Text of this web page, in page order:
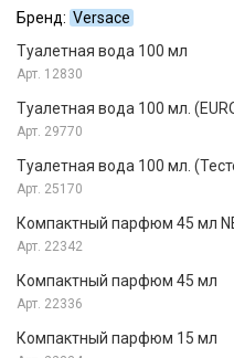
Бренд: Versace
Туалетная вода 100 мл
12830
Туалетная вода 100 мл.
29770
Туалетная вода 100 мл.
25170
Компактный парфюм 45 мл
22342
Компактный парфюм 45 мл
22336
Компактный парфюм 15 мл